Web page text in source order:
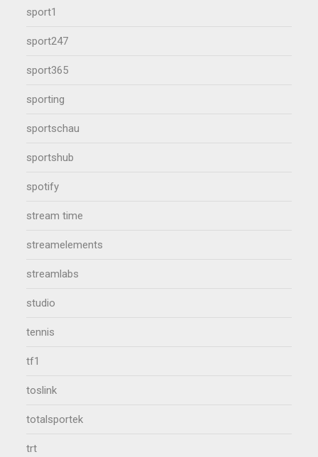
sport1
sport247
sport365
sporting
sportschau
sportshub
spotify
stream time
streamelements
streamlabs
studio
tennis
tf1
toslink
totalsportek
trt